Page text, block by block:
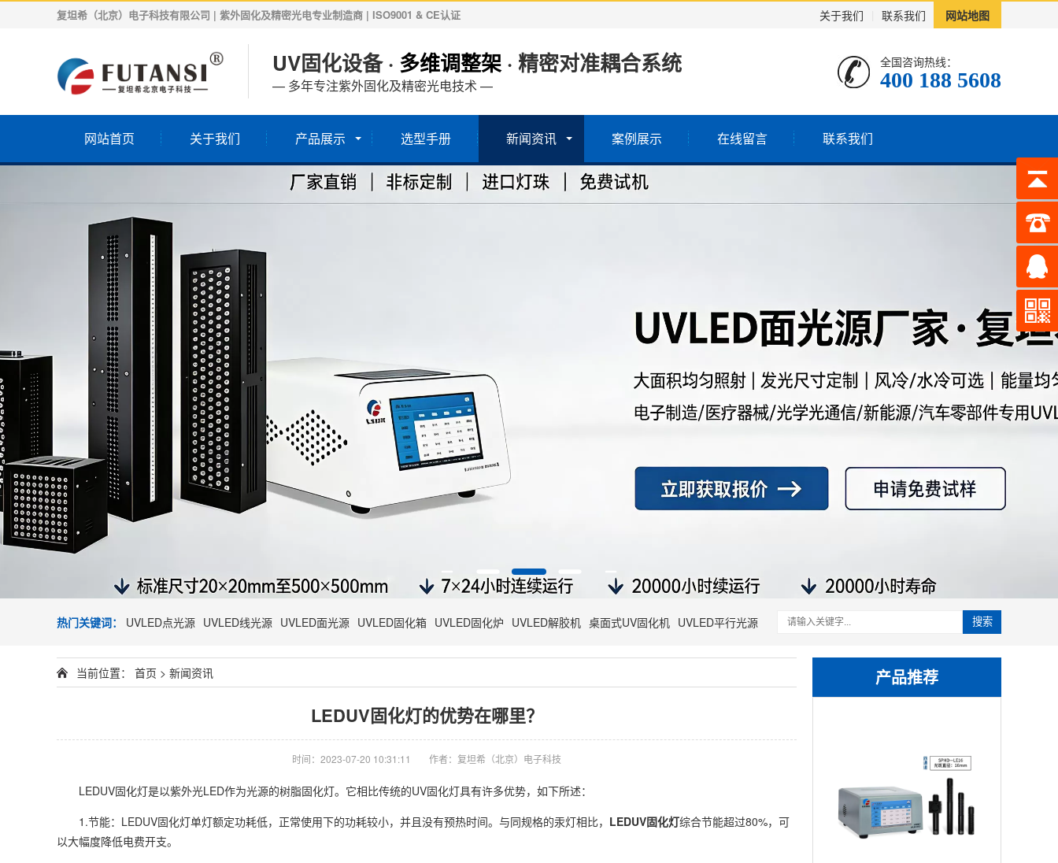
关于我们 联系我们 网站地图
复坦希（北京）电子科技有限公司 | 紫外固化及精密光电专业制造商 | ISO9001 & CE认证
UV固化设备 · 多维调整架· 精密对准耦合系统
— 多年专注紫外固化及精密光电技术 —
全国咨询热线：
400 188 5608
网站首页 关于我们 产品展示 选型手册 新闻资讯 案例展示 在线留言 联系我们
热门关键词： UVLED点光源 UVLED线光源 UVLED面光源 UVLED固化箱 UVLED固化炉 UVLED解胶机 桌面式UV固化机 UVLED平行光源 搜索
产品推荐
当前位置： 首页 > 新闻资讯
LEDUV固化灯的优势在哪里？
时间：2023-07-20 10:31:11 作者：复坦希（北京）电子科技
LEDUV固化灯是以紫外光LED作为光源的树脂固化灯。它相比传统的UV固化灯具有许多优势，如下所述：
1.节能：LEDUV固化灯单灯额定功耗低，正常使用下的功耗较小，并且没有预热时间。与同规格的汞灯相比， LEDUV固化灯综合节能超过80%，可
以大幅度降低电费开支。